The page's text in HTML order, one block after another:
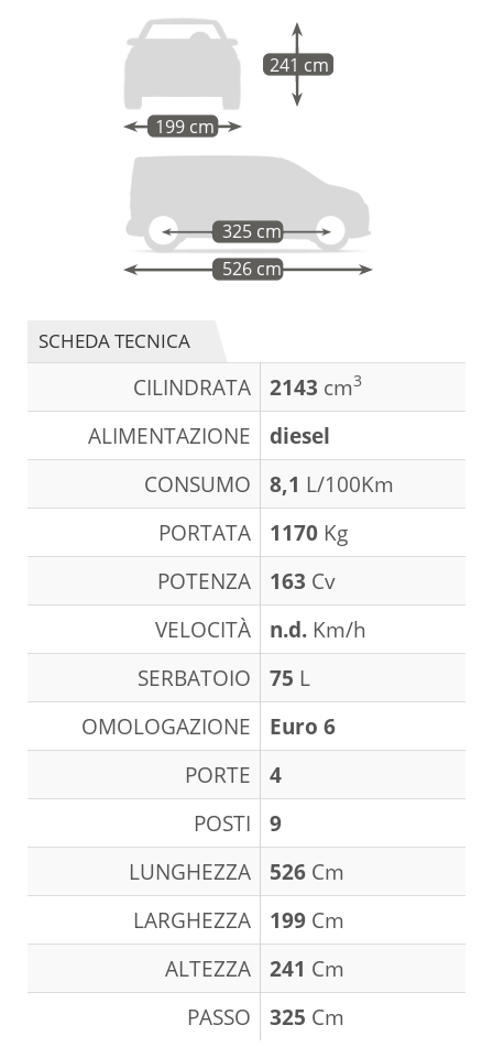
199 cm
241 cm
526 cm
325 cm
SCHEDA TECNICA
CILINDRATA 2143 cm3
ALIMENTAZIONE
diesel
CONSUMO
8,1 L/100Km
PORTATA
1170 Kg
POTENZA
163 Cv
VELOCITÀ
n.d. Km/h
SERBATOIO
75 L
OMOLOGAZIONE
Euro 6
PORTE
4
POSTI
9
LUNGHEZZA
526 Cm
LARGHEZZA
199 Cm
ALTEZZA
241 Cm
PASSO
325 Cm